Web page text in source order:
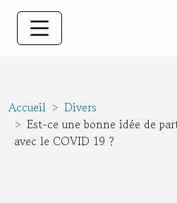
Accueil
Divers
Est-ce une bonne idée de
avec le COVID 19 ?